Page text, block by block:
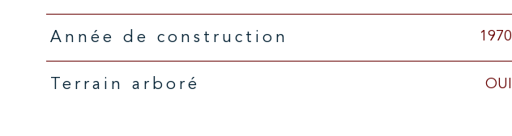
Année de construction 1970
Terrain arboré OUI